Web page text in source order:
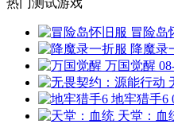
冒险岛
降魔录
万国觉醒
地牢猎手6
天堂：血